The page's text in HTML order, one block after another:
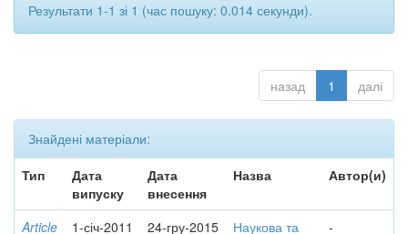
Результати 1-1 зі 1 (час пошуку: 0.014 секунди).
назад 1 далі
Знайдені матеріали:
Тип
Дата
випуску
Дата
внесення
Назва Автор(и)
Article 1-січ-2011 24-гру-2015
Наукова та
-